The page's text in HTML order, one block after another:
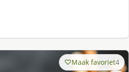
Maak favoriet4